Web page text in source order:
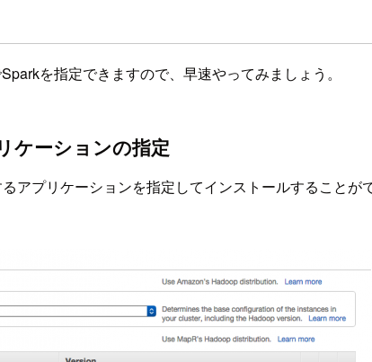
を指定できますので、早速やってみましょう。
ケーションの指定
アプリケーションを指定してインストールすること